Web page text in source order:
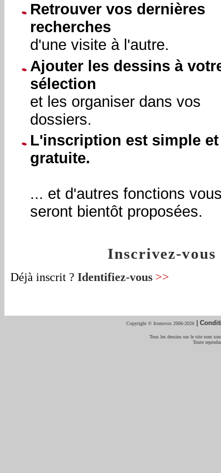
Retrouver vos dernières
recherches
d'une visite à l'autre.
Ajouter les dessins à
sélection
et les organiser dans vos
dossiers.
L'inscription est simple et
gratuite.
... et d'autres fonctions
seront bientôt proposées.
Inscrivez-vous
Déjà inscrit ? Identifiez-vous >>
Copyright © Iconovox 2006-2026 |
Tous les dessins sur le site sont
Toute